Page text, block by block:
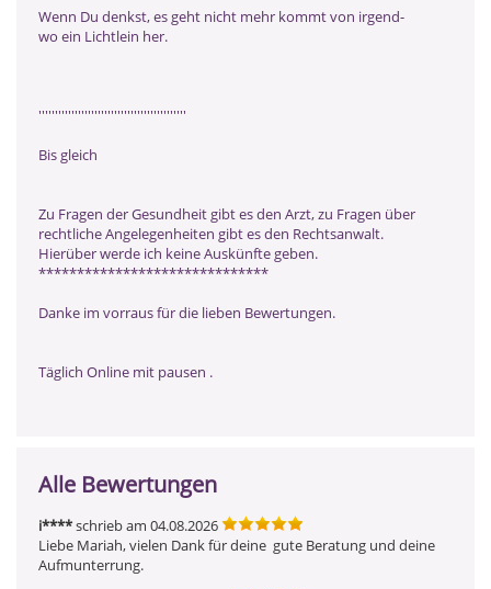
Wenn Du denkst, es geht nicht mehr kommt von irgend-
wo ein Lichtlein her.
'''''''''''''''''''''''''''''''''''''''''''''
Bis gleich
Zu Fragen der Gesundheit gibt es den Arzt, zu Fragen über
rechtliche Angelegenheiten gibt es den Rechtsanwalt.
Hierüber werde ich keine Auskünfte geben.
******************************
Danke im vorraus für die lieben Bewertungen.
Täglich Online mit pausen .
Alle Bewertungen
i****schrieb am 04.08.2026
Liebe Mariah, vielen Dank für deine  gute Beratung und deine
Aufmunterrung.